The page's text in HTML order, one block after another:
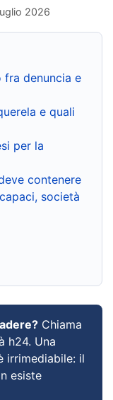
2026
denuncia e
e quali
per la
contenere
società
Chiama
h24. Una
irrimediabile: il
esiste